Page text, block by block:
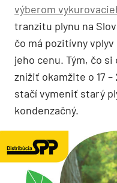
výberom
tranzitu plynu na
čo má pozitívny
jeho cenu. Tým, čo
znížiť okamžite o 17
stačí vymeniť starý
kondenzačný.